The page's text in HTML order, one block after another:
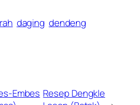
daging dendeng
Embes Resep Dengkle